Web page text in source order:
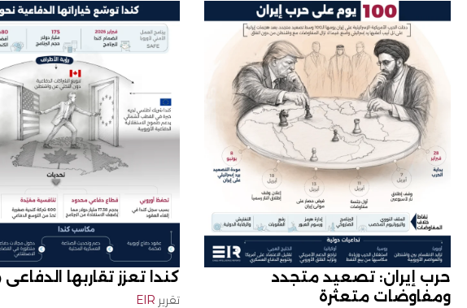
حرب إيران: تصعيد متجدد
ومفاوضات متعثرة
كندا تعزز تقاربها الدفاعي
تقرير EIR